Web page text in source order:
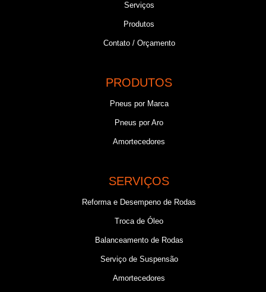
Serviços
Produtos
Contato / Orçamento
PRODUTOS
Pneus por Marca
Pneus por Aro
Amortecedores
SERVIÇOS
Reforma e Desempeno de Rodas
Troca de Óleo
Balanceamento de Rodas
Serviço de Suspensão
Amortecedores